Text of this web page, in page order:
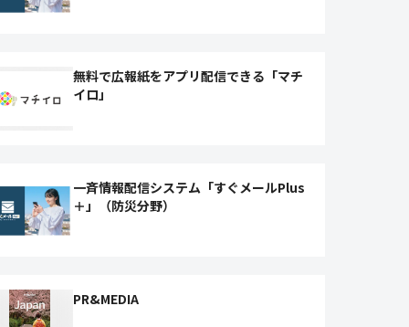
無料で広報紙をアプリ配信できる「マチ
イロ」
一斉情報配信システム「すぐメールPlus
＋」（防災分野）
PR&MEDIA